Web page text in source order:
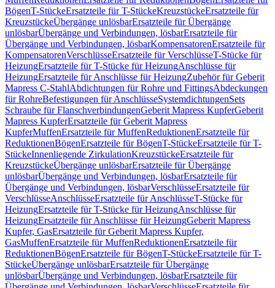
BögenT-StückeErsatzteile für T-StückeKreuzstückeErsatzteile für
KreuzstückeÜbergänge unlösbarErsatzteile für Übergänge
unlösbarÜbergänge und Verbindungen, lösbarErsatzteile für
Übergänge und Verbindungen, lösbarKompensatorenErsatzteile für
KompensatorenVerschlüsseErsatzteile für VerschlüsseT-Stücke für
HeizungErsatzteile für T-Stücke für HeizungAnschlüsse für
HeizungErsatzteile für Anschlüsse für HeizungZubehör für Geberit
Mapress C-StahlAbdichtungen für Rohre und FittingsAbdeckungen
für RohreBefestigungen für AnschlüsseSystemdichtungenSets
Schraube für FlanschverbindungenGeberit Mapress KupferGeberit
Mapress KupferErsatzteile für Geberit Mapress
KupferMuffenErsatzteile für MuffenReduktionenErsatzteile für
ReduktionenBögenErsatzteile für BögenT-StückeErsatzteile für T-
StückeInnenliegende ZirkulationKreuzstückeErsatzteile für
KreuzstückeÜbergänge unlösbarErsatzteile für Übergänge
unlösbarÜbergänge und Verbindungen, lösbarErsatzteile für
Übergänge und Verbindungen, lösbarVerschlüsseErsatzteile für
VerschlüsseAnschlüsseErsatzteile für AnschlüsseT-Stücke für
HeizungErsatzteile für T-Stücke für HeizungAnschlüsse für
HeizungErsatzteile für Anschlüsse für HeizungGeberit Mapress
Kupfer, GasErsatzteile für Geberit Mapress Kupfer,
GasMuffenErsatzteile für MuffenReduktionenErsatzteile für
ReduktionenBögenErsatzteile für BögenT-StückeErsatzteile für T-
StückeÜbergänge unlösbarErsatzteile für Übergänge
unlösbarÜbergänge und Verbindungen, lösbarErsatzteile für